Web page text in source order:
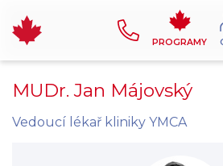
PROGRAMY
MUDr. Jan Májovský
Vedoucí lékař kliniky YMCA